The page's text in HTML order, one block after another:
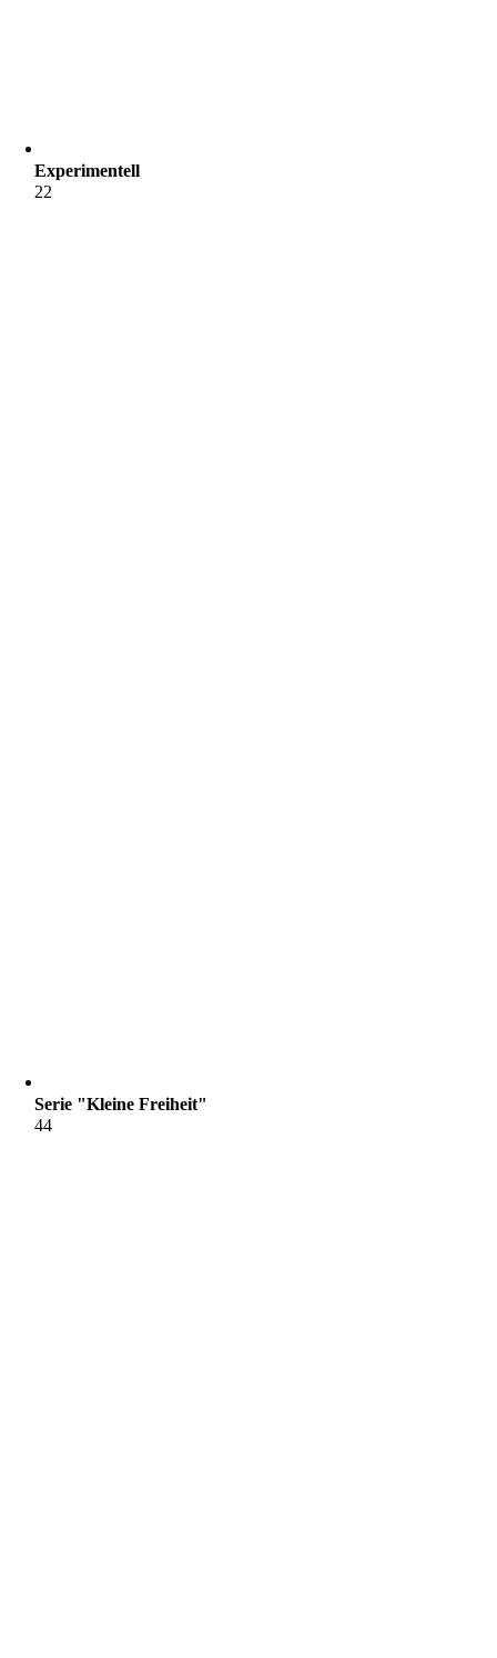
Experimentell
22
Serie "Kleine Freiheit"
44